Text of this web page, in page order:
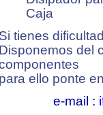
Caja
Si tienes
Disponemos del
para ello ponte
e-mail :